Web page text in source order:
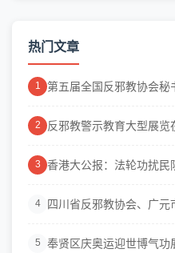
热门文章
1 第五届全国反邪教协会秘
2 反邪教警示教育大型展
3 香港大公报：法轮功扰民
4 四川省反邪教协会、广元
5 奉贤区庆奥运迎世博气功